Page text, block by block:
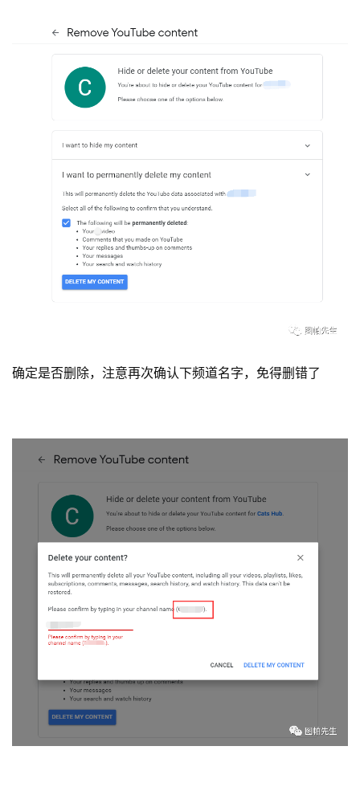
确定是否删除，注意再次确认下频道名字，免得删错了